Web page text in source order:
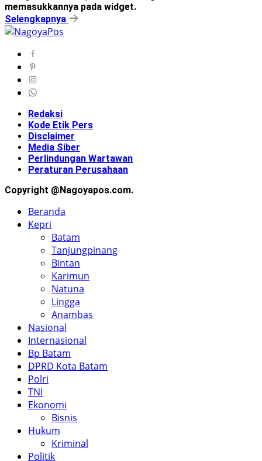
memasukkannya pada widget.
Selengkapnya
Redaksi
Kode Etik Pers
Disclaimer
Media Siber
Perlindungan Wartawan
Peraturan Perusahaan
Copyright @Nagoyapos.com.
Beranda
Kepri
Batam
Tanjungpinang
Bintan
Karimun
Natuna
Lingga
Anambas
Nasional
Internasional
Bp Batam
DPRD Kota Batam
Polri
TNI
Ekonomi
Bisnis
Hukum
Kriminal
Politik